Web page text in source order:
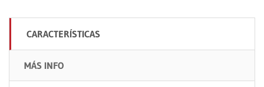
CARACTERÍSTICAS
MÁS INFO